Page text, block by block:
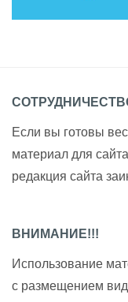
Если вы готовы
материал для
редакция сайта
ВНИМАНИЕ!!!
Использование
с размещением